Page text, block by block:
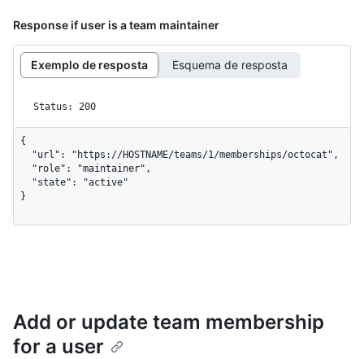
Response if user is a team maintainer
Exemplo de resposta Esquema de resposta
Status: 200
{
}
Add or update team membership
for a user